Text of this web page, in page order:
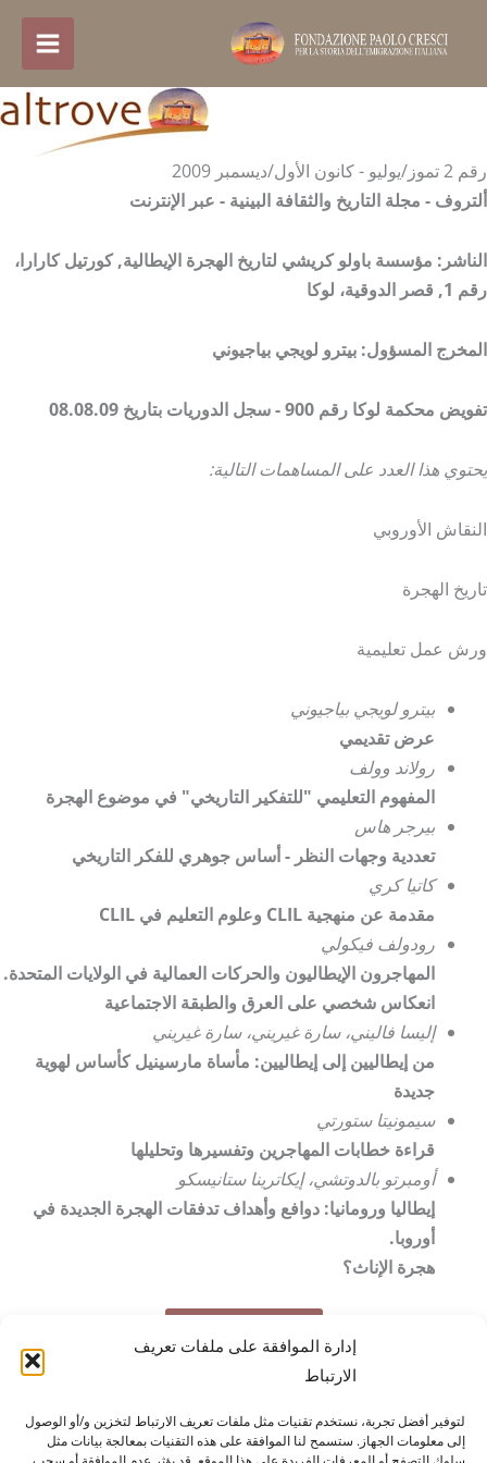
إدارة الموافقة على ملفات تعريف
الارتباط
لتوفير أفضل تجربة، نستخدم تقنيات مثل ملفات تعريف الارتباط لتخزين و/أو الوصول
إلى معلومات الجهاز. ستسمح لنا الموافقة على هذه التقنيات بمعالجة بيانات مثل
رقم 2 تموز/يوليو - كانون الأول/ديسمبر 2009
ألتروف - مجلة التاريخ والثقافة البينية - عبر الإنترنت
الناشر: مؤسسة باولو كريشي لتاريخ الهجرة الإيطالية,كورتيل كارارا،
رقم 1,
قصر الدوقية، لوكا
المخرج المسؤول: بيترو لويجي بياجيوني
تفويض محكمة لوكا رقم 900 - سجل الدوريات بتاريخ 08.08.09
يحتوي هذا العدد على المساهمات التالية:
النقاش الأوروبي
تاريخ الهجرة
ورش عمل تعليمية
بيترو لويجي بياجيوني
عرض تقديمي
رولاند وولف
المفهوم التعليمي "للتفكير التاريخي" في موضوع الهجرة
بيرجر هاس
تعددية وجهات النظر - أساس جوهري للفكر التاريخي
كاتيا كري
مقدمة عن منهجية CLIL وعلوم التعليم في CLIL
رودولف فيكولي
المهاجرون الإيطاليون والحركات العمالية في الولايات المتحدة.
انعكاس شخصي على العرق والطبقة الاجتماعية
إليسا فاليني، سارة غيريني، سارة غيريني
من إيطاليين إلى إيطاليين: مأساة مارسينيل كأساس لهوية
جديدة
سيمونيتا ستورتي
قراءة خطابات المهاجرين وتفسيرها وتحليلها
أومبرتو بالدوتشي، إيكاترينا ستانيسكو
إيطاليا ورومانيا: دوافع وأهداف تدفقات الهجرة الجديدة في
أوروبا.
هجرة الإناث؟
تحميل المجلة
مؤسسة باولو كريشيلتاريخ الهجرة الإيطالية